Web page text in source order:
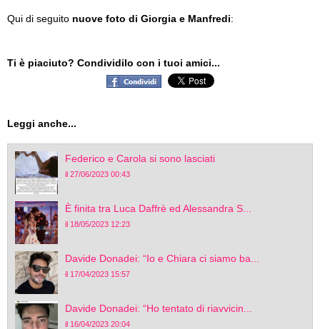
Qui di seguito nuove foto di Giorgia e Manfredi:
Ti è piaciuto? Condividilo con i tuoi amici...
Leggi anche...
Federico e Carola si sono lasciati
il 27/06/2023 00:43
È finita tra Luca Daffrè ed Alessandra S...
il 18/05/2023 12:23
Davide Donadei: “Io e Chiara ci siamo ba...
il 17/04/2023 15:57
Davide Donadei: “Ho tentato di riavvicin...
il 16/04/2023 20:04